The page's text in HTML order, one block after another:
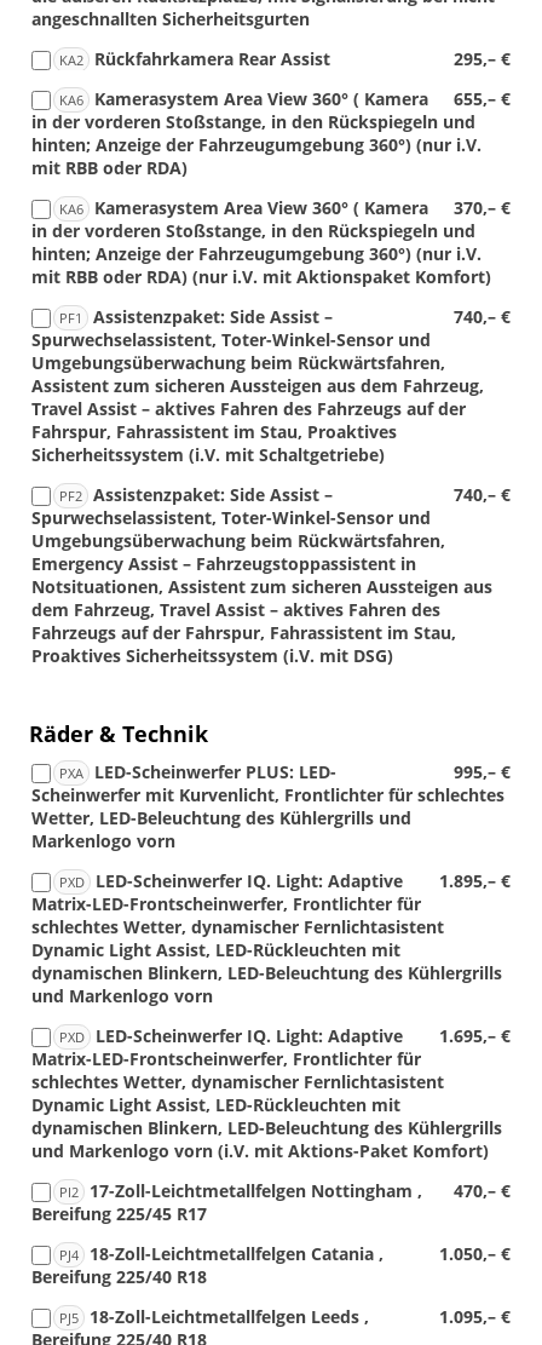
angeschnallten Sicherheitsgurten
KA2 295,– €
Rückfahrkamera Rear Assist
KA6 655,– €
Kamerasystem Area View 360° ( Kamera
in der vorderen Stoßstange, in den Rückspiegeln und
hinten; Anzeige der Fahrzeugumgebung 360°) (nur i.V.
mit RBB oder RDA)
KA6 370,– €
Kamerasystem Area View 360° ( Kamera
in der vorderen Stoßstange, in den Rückspiegeln und
hinten; Anzeige der Fahrzeugumgebung 360°) (nur i.V.
mit RBB oder RDA) (nur i.V. mit Aktionspaket Komfort)
PF1 740,– €
Assistenzpaket: Side Assist –
Spurwechselassistent, Toter-Winkel-Sensor und
Umgebungsüberwachung beim Rückwärtsfahren,
Assistent zum sicheren Aussteigen aus dem Fahrzeug,
Travel Assist – aktives Fahren des Fahrzeugs auf der
Fahrspur, Fahrassistent im Stau, Proaktives
Sicherheitssystem (i.V. mit Schaltgetriebe)
PF2 740,– €
Assistenzpaket: Side Assist –
Spurwechselassistent, Toter-Winkel-Sensor und
Umgebungsüberwachung beim Rückwärtsfahren,
Emergency Assist – Fahrzeugstoppassistent in
Notsituationen, Assistent zum sicheren Aussteigen aus
dem Fahrzeug, Travel Assist – aktives Fahren des
Fahrzeugs auf der Fahrspur, Fahrassistent im Stau,
Proaktives Sicherheitssystem (i.V. mit DSG)
Räder & Technik
PXA 995,– €
LED-Scheinwerfer PLUS: LED-
Scheinwerfer mit Kurvenlicht, Frontlichter für schlechtes
Wetter, LED-Beleuchtung des Kühlergrills und
Markenlogo vorn
PXD 1.895,– €
LED-Scheinwerfer IQ. Light: Adaptive
Matrix-LED-Frontscheinwerfer, Frontlichter für
schlechtes Wetter, dynamischer Fernlichtasistent
Dynamic Light Assist, LED-Rückleuchten mit
dynamischen Blinkern, LED-Beleuchtung des Kühlergrills
und Markenlogo vorn
PXD 1.695,– €
LED-Scheinwerfer IQ. Light: Adaptive
Matrix-LED-Frontscheinwerfer, Frontlichter für
schlechtes Wetter, dynamischer Fernlichtasistent
Dynamic Light Assist, LED-Rückleuchten mit
dynamischen Blinkern, LED-Beleuchtung des Kühlergrills
und Markenlogo vorn (i.V. mit Aktions-Paket Komfort)
PI2 470,– €
17-Zoll-Leichtmetallfelgen Nottingham ,
Bereifung 225/45 R17
PJ4 1.050,– €
18-Zoll-Leichtmetallfelgen Catania ,
Bereifung 225/40 R18
PJ5 1.095,– €
18-Zoll-Leichtmetallfelgen Leeds ,
Bereifung 225/40 R18